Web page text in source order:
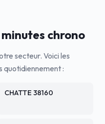
chrono
secteur. Voici les
quotidiennement :
CHATTE 38160